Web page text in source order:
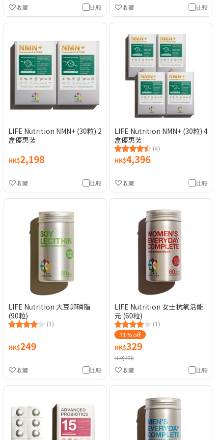
比較
收藏 比較
收藏
LIFE Nutrition NMN+ (30粒) 2
盒優惠裝
HK$2,198
比較
收藏
LIFE Nutrition NMN+ (30粒) 4
盒優惠裝
(4)
HK$4,396
比較
收藏
LIFE Nutrition 大豆卵磷脂
(90粒)
(1)
HK$249
比較
收藏
LIFE Nutrition 女士抗氧活能
元 (60粒)
(1)
31% off
HK$329
HK$478
比較
收藏